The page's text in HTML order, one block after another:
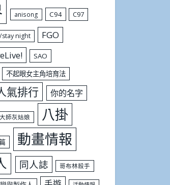
anisong C94 C97
stay night FGO
SAO
不起眼女主角培育法
氣排行 你的名字
師灰姑娘 八掛
動畫情報
同人誌 哥布林殺手